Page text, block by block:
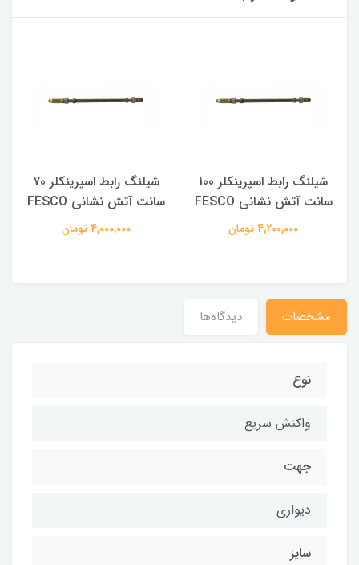
شیلنگ رابط اسپرینکلر 100
سانت آتش نشانی FESCO
4,200,000 تومان
شیلنگ رابط اسپرینکلر 70
سانت آتش نشانی FESCO
4,000,000 تومان
مشخصات دیدگاه‌ها
نوع
واکنش سریع
جهت
دیواری
سایز